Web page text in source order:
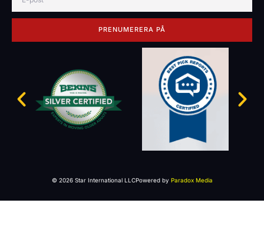
PRENUMERERA PÅ
© 2026 Star International LLCPowered by Paradox Media